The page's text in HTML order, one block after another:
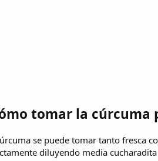
tomar la cúrcuma
se puede tomar tanto fresca
diluyendo media